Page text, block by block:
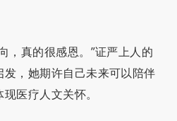
，真的很感恩。”证严上人的
，她期许自己未来可以陪伴
医疗人文关怀。